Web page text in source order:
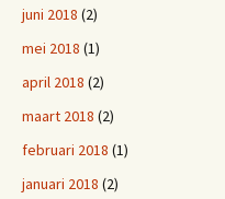
juni 2018 (2)
mei 2018 (1)
april 2018 (2)
maart 2018 (2)
februari 2018 (1)
januari 2018 (2)